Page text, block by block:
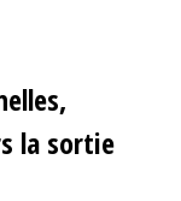
la sortie